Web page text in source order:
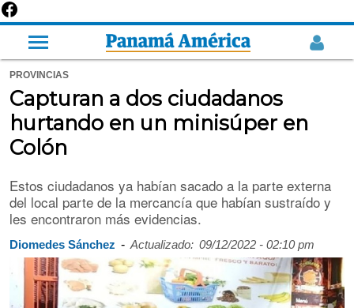
PROVINCIAS
Capturan a dos ciudadanos
hurtando en un minisúper en
Colón
Estos ciudadanos ya habían sacado a la parte externa
del local parte de la mercancía que habían sustraído y
les encontraron más evidencias.
Diomedes Sánchez - Actualizado: 09/12/2022 - 02:10 pm